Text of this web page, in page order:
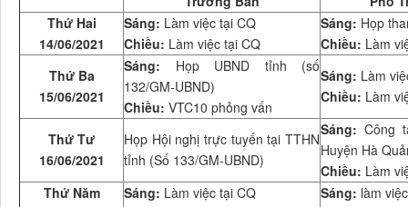
Thứ Hai
14/06/2021
Sáng: Làm việc tại CQ
Chiều: Làm việc tại CQ
Sáng: Họp
Chiều: Làm
Thứ Ba
15/06/2021
Sáng: Họp UBND tỉnh (số
132/GM-UBND)
Chiều: VTC10 phỏng vấn
Sáng: Làm
Chiều: Làm
Thứ Tư
16/06/2021
Họp Hội nghị trực tuyến tại TTHN
tỉnh (Số 133/GM-UBND)
Sáng:Công
Huyện Hà
Chiều: Làm
Thứ Năm
Sáng: Làm việc tại CQ
Sáng: làm